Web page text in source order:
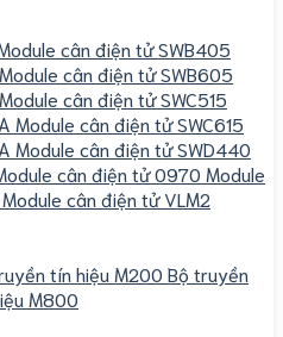
cân điện tử SWB405
Module cân điện tử SWB605
Module cân điện tử SWC515
Module cân điện tử SWC615
Module cân điện tử SWD440
cân điện tử 0970 Module
Module cân điện tử VLM2
tín hiệu M200 Bộ truyền
M800